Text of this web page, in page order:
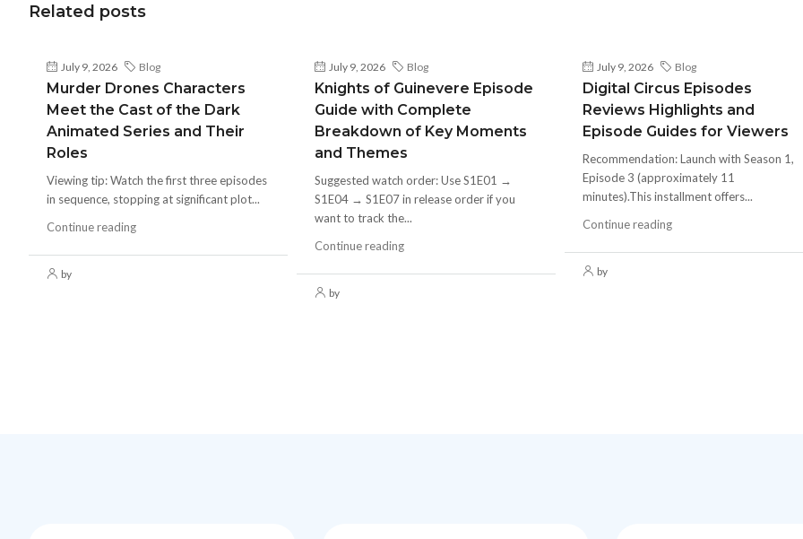
Related posts
July 9, 2026 Blog
Murder Drones Characters
Meet the Cast of the Dark
Animated Series and Their
Roles
Viewing tip: Watch the first three episodes
in sequence, stopping at significant plot...
Continue reading
by
July 9, 2026 Blog
Knights of Guinevere Episode
Guide with Complete
Breakdown of Key Moments
and Themes
Suggested watch order: Use S1E01 →
S1E04 → S1E07 in release order if you
want to track the...
Continue reading
by
July 9, 2026 Blog
Digital Circus Episodes
Reviews Highlights and
Episode Guides for Viewers
Recommendation: Launch with Season 1,
Episode 3 (approximately 11
minutes).This installment offers...
Continue reading
by